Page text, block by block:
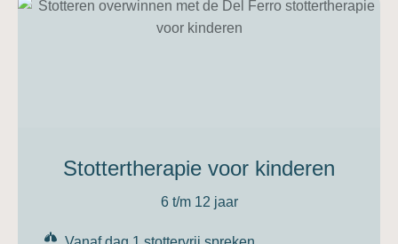
Stottertherapie voor kinderen
6 t/m 12 jaar